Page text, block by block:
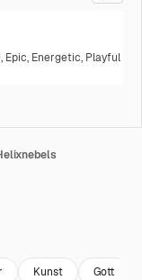
, Epic, Energetic, Playful
Kunst Gott